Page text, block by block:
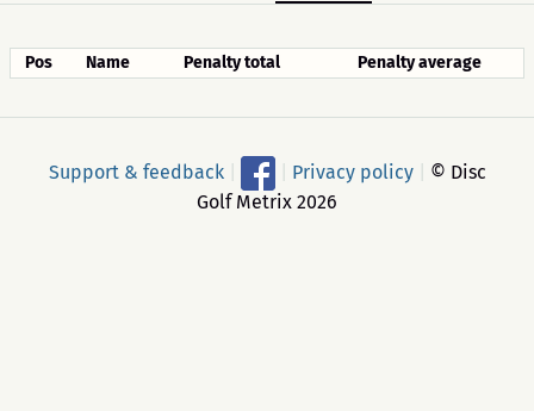
Pos Name Penalty total Penalty average
Support & feedback Privacy policy
© Disc
Golf Metrix 2026